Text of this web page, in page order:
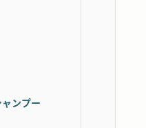
ンプー